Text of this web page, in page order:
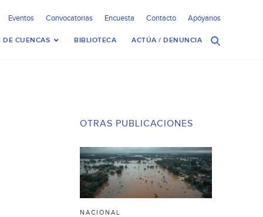
Eventos Convocatorias Encuesta Contacto Apóyanos
DE CUENCAS BIBLIOTECA ACTÚA / DENUNCIA
OTRAS PUBLICACIONES
NACIONAL